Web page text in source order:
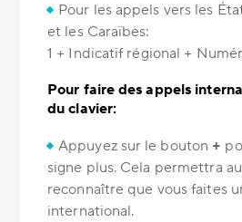
Pour les appels vers les
et les Caraïbes:
1 + Indicatif régional +
Pour faire des appels
du clavier:
Appuyez sur le bouton +
signe plus. Cela permettra
reconnaître que vous faites
international.